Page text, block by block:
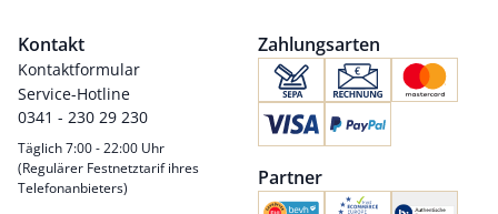
Kontakt
Kontaktformular
Service-Hotline
0341 - 230 29 230
Täglich 7:00 - 22:00 Uhr
(Regulärer Festnetztarif ihres
Telefonanbieters)
Zahlungsarten
Partner